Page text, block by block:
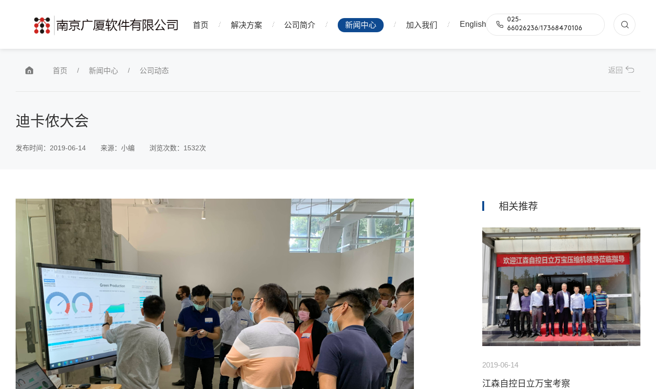
首页 解决方案 公司简介 新闻中心 加入我们 English
025-
66026236/17368470106
首页 / 新闻中心 / 公司动态 返回
迪卡侬大会
发布时间：2019-06-14 来源：小编 浏览次数： 1532次
相关推荐
2019-06-14
江森自控日立万宝考察